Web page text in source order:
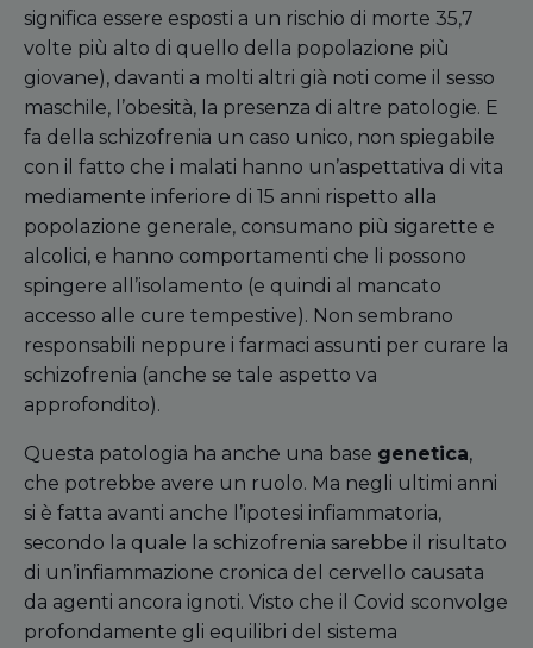
significa essere esposti a un rischio di morte 35,7
volte più alto di quello della popolazione più
giovane), davanti a molti altri già noti come il sesso
maschile, l’obesità, la presenza di altre patologie. E
fa della schizofrenia un caso unico, non spiegabile
con il fatto che i malati hanno un’aspettativa di vita
mediamente inferiore di 15 anni rispetto alla
popolazione generale, consumano più sigarette e
alcolici, e hanno comportamenti che li possono
spingere all’isolamento (e quindi al mancato
accesso alle cure tempestive). Non sembrano
responsabili neppure i farmaci assunti per curare la
schizofrenia (anche se tale aspetto va
approfondito).
Questa patologia ha anche una base genetica,
che potrebbe avere un ruolo. Ma negli ultimi anni
si è fatta avanti anche l’ipotesi infiammatoria,
secondo la quale la schizofrenia sarebbe il risultato
di un’infiammazione cronica del cervello causata
da agenti ancora ignoti. Visto che il Covid sconvolge
profondamente gli equilibri del sistema